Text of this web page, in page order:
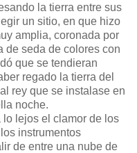
la tierra entre sus
un sitio, en que hizo
amplia, coronada por
de seda de colores con
que se tendieran
regado la tierra del
rey que se instalase en
noche.
lejos el clamor de los
instrumentos
de entre una nube de